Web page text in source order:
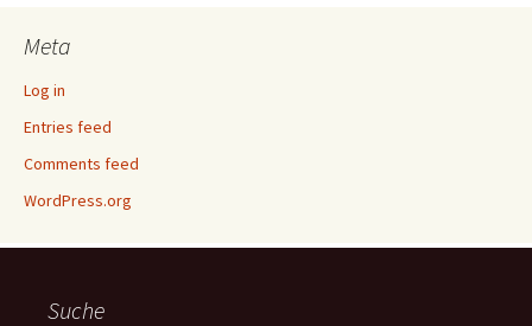
Meta
Log in
Entries feed
Comments feed
WordPress.org
Suche